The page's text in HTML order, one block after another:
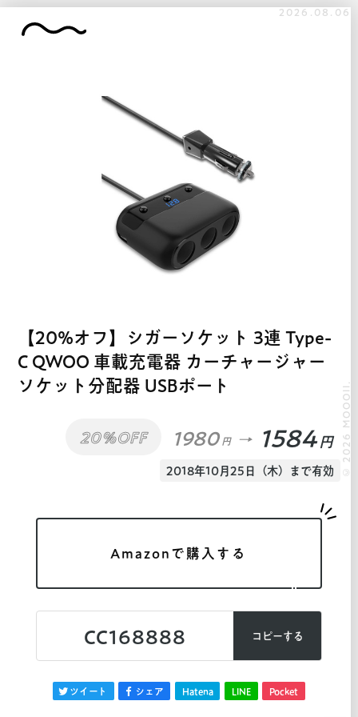
2026.08.06
【20%オフ】シガーソケット 3連 Type-
C QWOO 車載充電器 カーチャージャー
ソケット分配器 USBポート
20%OFF 1980 円 1584 円
2018年10月25日（木）まで有効
Amazonで購入する
CC168888 コピーする
ツイート シェア Hatena LINE Pocket
© 2026 MOOOII.